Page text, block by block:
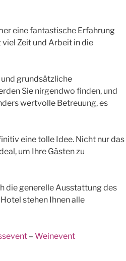
eine fantastische Erfahrung
Zeit und Arbeit in die
grundsätzliche
Sie nirgendwo finden, und
wertvolle Betreuung, es
eine tolle Idee. Nicht nur das
um Ihre Gästen zu
die generelle Ausstattung des
stehen Ihnen alle
–Weinevent